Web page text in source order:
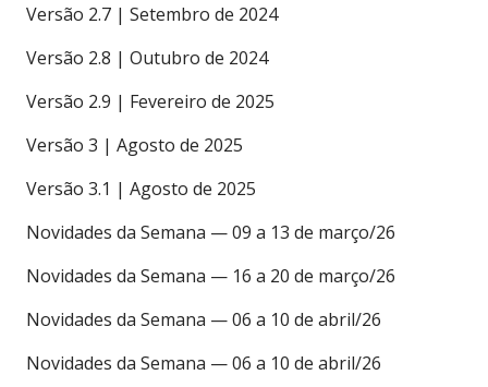
Versão 2.7 | Setembro de 2024
Versão 2.8 | Outubro de 2024
Versão 2.9 | Fevereiro de 2025
Versão 3 | Agosto de 2025
Versão 3.1 | Agosto de 2025
Novidades da Semana — 09 a 13 de março/26
Novidades da Semana — 16 a 20 de março/26
Novidades da Semana — 06 a 10 de abril/26
Novidades da Semana — 06 a 10 de abril/26